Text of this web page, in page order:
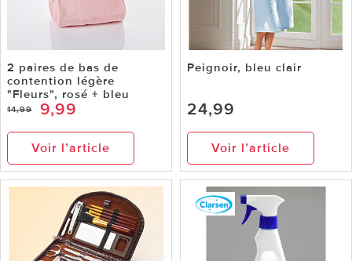
2 paires de bas de
contention légère
"Fleurs", rosé + bleu
14,99 9,99
Voir l’article
Peignoir, bleu clair
24,99
Voir l’article